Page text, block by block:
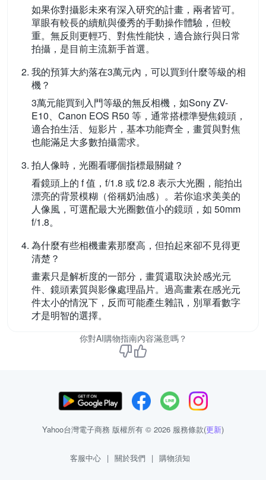
如果你對攝影未來有深入研究的計畫，兩者皆可。
單眼有較長的續航與優秀的手動操作體驗，但較
重。無反則更輕巧、對焦性能快，適合旅行與日常
拍攝，是目前主流新手首選。
我的預算大約落在3萬元內，可以買到什麼等級的相
機？
3萬元能買到入門等級的無反相機，如Sony ZV-
E10、Canon EOS R50 等，通常搭標準變焦鏡頭，
適合拍生活、短影片，基本功能齊全，畫質與對焦
也能滿足大多數拍攝需求。
拍人像時，光圈看哪個指標最關鍵？
看鏡頭上的 f 值，f/1.8 或 f/2.8 表示大光圈，能拍出
漂亮的背景模糊（俗稱奶油感）。若你追求美美的
人像風，可選配最大光圈數值小的鏡頭，如 50mm
f/1.8。
為什麼有些相機畫素那麼高，但拍起來卻不見得更
清楚？
畫素只是解析度的一部分，畫質還取決於感光元
件、鏡頭素質與影像處理晶片。過高畫素在感光元
件太小的情況下，反而可能產生雜訊，別單看數字
才是明智的選擇。
你對AI購物指南內容滿意嗎？
Yahoo台灣電子商務 版權所有 © 2026 服務條款(更新)
客服中心 | 關於我們 | 購物須知